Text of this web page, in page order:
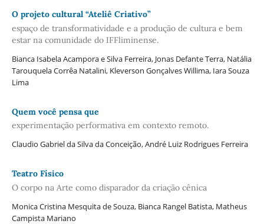
O projeto cultural “Ateliê Criativo”
espaço de transformatividade e a produção de cultura e bem
estar na comunidade do IFFliminense.
Bianca Isabela Acampora e Silva Ferreira, Jonas Defante Terra, Natália
Tarouquela Corrêa Natalini, Kleverson Gonçalves Willima, Iara Souza
Lima
Quem você pensa que
experimentação performativa em contexto remoto.
Claudio Gabriel da Silva da Conceição, André Luiz Rodrigues Ferreira
Teatro Físico
O corpo na Arte como disparador da criação cênica
Monica Cristina Mesquita de Souza, Bianca Rangel Batista, Matheus
Campista Mariano